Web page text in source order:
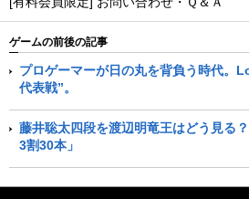
ゲームの前後の記事
プロゲーマーが日の丸を背負う時代。
代表戦”。
藤井聡太四段を渡辺明竜王はどう見る
3割30本」